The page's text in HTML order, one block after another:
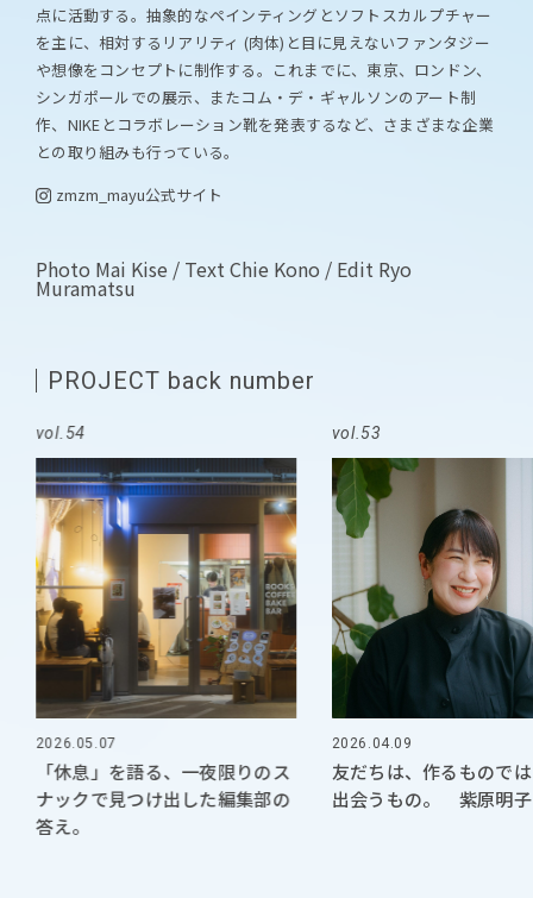
点に活動する。抽象的なペインティングとソフトスカルプチャー
を主に、相対するリアリティ (肉体)と目に見えないファンタジー
や想像をコンセプトに制作する。これまでに、東京、ロンドン、
シンガポールでの展示、またコム・デ・ギャルソンのアート制
作、NIKEとコラボレーション靴を発表するなど、さまざまな企業
との取り組みも行っている。
zmzm_mayu公式サイト
Photo Mai Kise / Text Chie Kono / Edit Ryo
Muramatsu
PROJECT back number
vol.54
2026.05.07
「休息」を語る、一夜限りのス
ナックで見つけ出した編集部の
答え。
vol.53
2026.04.09
友だちは、作るもので
出会うもの。 紫原明子